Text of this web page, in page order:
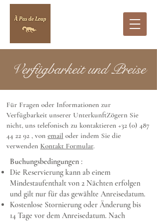
Verfügbarkeit und Preise
Für Fragen oder Informationen zur
Verfügbarkeit unserer UnterkunftZögern Sie
nicht, uns telefonisch zu kontaktieren +32 (0) 487
44 22 92 , von email oder indem Sie die
verwenden Kontakt Formular.
Buchungsbedingungen :
Die Reservierung kann ab einem
Mindestaufenthalt von 2 Nächten erfolgen
und gilt nur für das gewählte Anreisedatum.
Kostenlose Stornierung oder Änderung bis
14 Tage vor dem Anreisedatum. Nach